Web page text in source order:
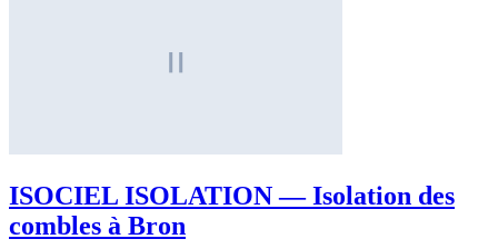
ISOCIEL ISOLATION — Isolation des
combles à Bron